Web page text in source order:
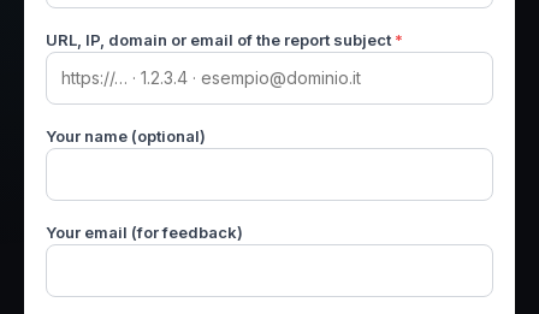
URL, IP, domain or email of the report subject *
Your name (optional)
Your email (for feedback)